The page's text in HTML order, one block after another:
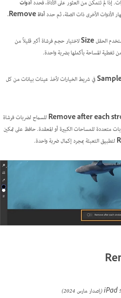
إذا لم تتمكن من العثور على الأداة، فحددأدوات
الأدوات الأخرى ذات الصلة، ثم حددأداة Remove .
الحقلSizeلاختيار حجم فرشاة أكبر قليلاً من
تغطية المساحة بأكملها بضربة واحدة.
في شريط الخيارات لأخذ عينات بيانات من كل
Remove after eachللسماح لضربات فرشاة
متعددة للمساحات الكبيرة أو المعقدة. حافظ على تمكين
لتطبيق التعبئة بمجرد إكمال ضربة واحدة.